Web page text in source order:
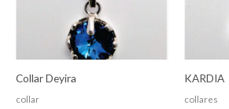
Collar Deyira
collar
KARDIA
collares